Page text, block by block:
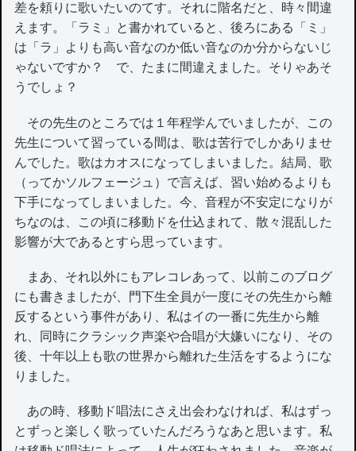
差を頼りに歌いたいのてす。それに階名だと、時々間違
えます。「ラミ」と書かれていると、後ろにある「ミ」
は「ラ」よりも高い音なのか低い音なのか分からないじ
ゃないですか？ で、たまに間違えました。そりゃあそ
うでしょ？
その先生のところでは１年程学んでいましたが、この
先生について習っている間は、歌は苦行でしかありませ
んでした。歌はカオスになってしまいました。結局、歌
（ってかソルフェージュ）で言えば、習い始めるよりも
下手になってしまいました。今、音程が不安定になりが
ちなのは、この頃に移動ドを仕込まれて、散々混乱した
影響が大であるとすら思っています。
まあ、それ以外にもアレコレあって、以前このブログ
にも書きましたが、門下生全員が一度にその先生から離
反するという事件があり、私はイの一番に先生から離
れ、同時にクラシック声楽や合唱が大嫌いになり、その
後、十年以上も歌の世界から離れた生活をするようにな
りました。
あの時、移動ド唱法にさえ出会わなければ、私はずっ
とずっと楽しく歌っていたんだろうなあと思います。私